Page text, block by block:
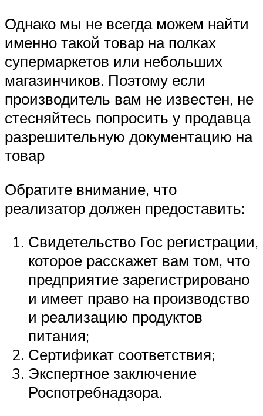
Однако мы не всегда можем найти
именно такой товар на полках
супермаркетов или небольших
магазинчиков. Поэтому если
производитель вам не известен, не
стесняйтесь попросить у продавца
разрешительную документацию на
товар
Обратите внимание, что
реализатор должен предоставить:
Свидетельство Гос регистрации,
которое расскажет вам том, что
предприятие зарегистрировано
и имеет право на производство
и реализацию продуктов
питания;
Сертификат соответствия;
Экспертное заключение
Роспотребнадзора.